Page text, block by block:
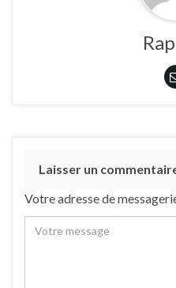
Laisser un
Votre adresse de